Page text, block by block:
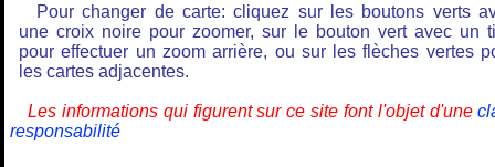
Pour changer de carte: cliquez sur les boutons verts
une croix noire pour zoomer, sur le bouton vert avec un
pour effectuer un zoom arrière, ou sur les flèches vertes
les cartes adjacentes.
Les informations qui figurent sur ce site font l'objet d'une
responsabilité